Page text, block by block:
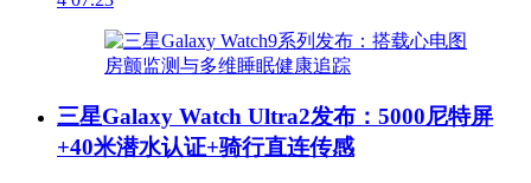
三星Galaxy Watch Ultra2发布：5000尼特屏
+40米潜水认证+骑行直连传感